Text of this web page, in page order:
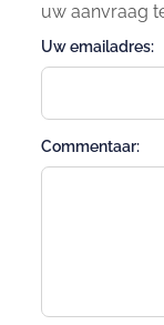
uw aanvraag
Uw emailadres:
Commentaar: